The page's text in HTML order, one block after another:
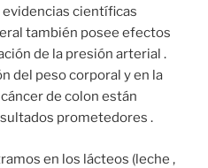
científicas
también posee efectos
de la presión arterial .
del peso corporal y en la
de colon están
prometedores .
en los lácteos (leche ,